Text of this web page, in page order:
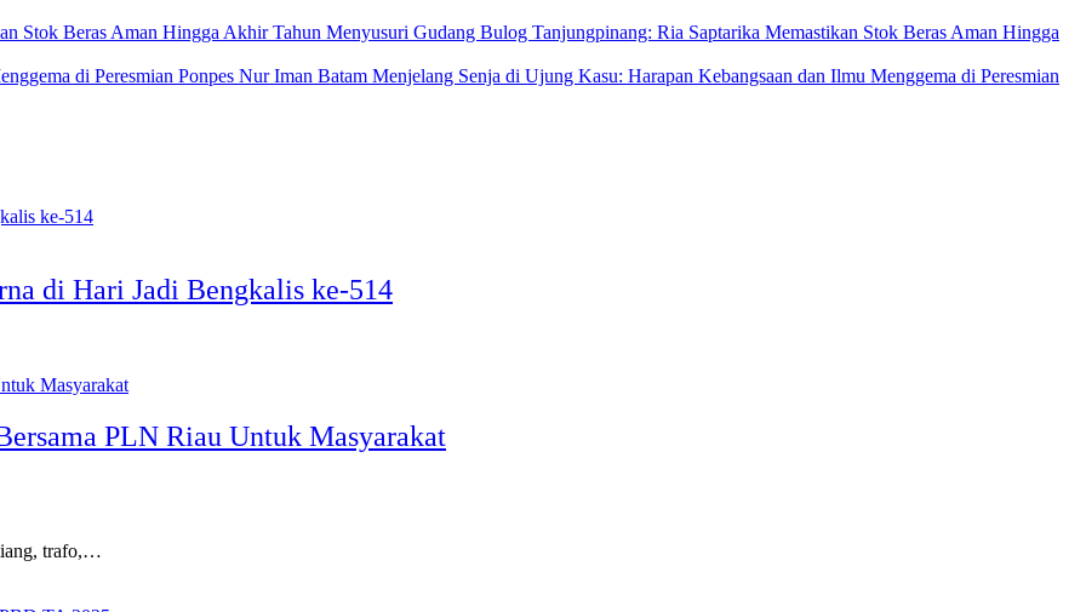
Menyusuri Gudang Bulog Tanjungpinang: Ria Saptarika Memastikan Stok Beras Aman Hingga
Menjelang Senja di Ujung Kasu: Harapan Kebangsaan dan Ilmu Menggema di Peresmian
di Hari Jadi Bengkalis ke-514
PLN Riau Untuk Masyarakat
trafo,…